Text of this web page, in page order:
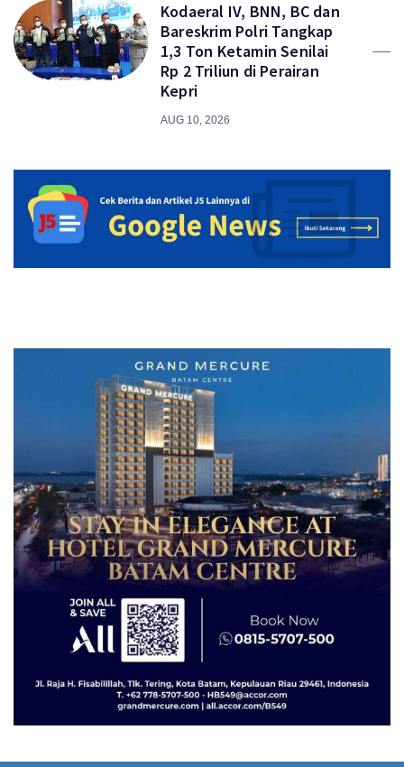
Kodaeral IV, BNN, BC dan
Bareskrim Polri Tangkap
1,3 Ton Ketamin Senilai
Rp 2 Triliun di Perairan
Kepri
AUG 10, 2026